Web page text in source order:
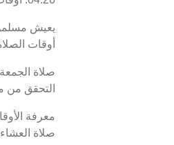
يعيش
أوقات
صلاة
التحقق من
معرفة
صلاة